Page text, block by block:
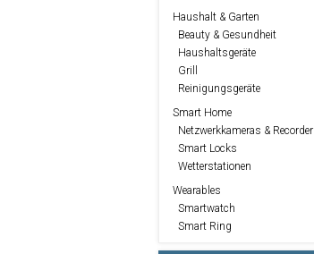
Haushalt & Garten
Beauty & Gesundheit
Haushaltsgeräte
Grill
Reinigungsgeräte
Smart Home
Netzwerkkameras & Recorder
Smart Locks
Wetterstationen
Wearables
Smartwatch
Smart Ring